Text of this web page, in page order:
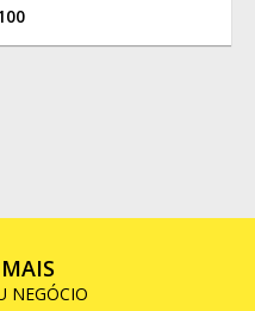
NEGÓCIO